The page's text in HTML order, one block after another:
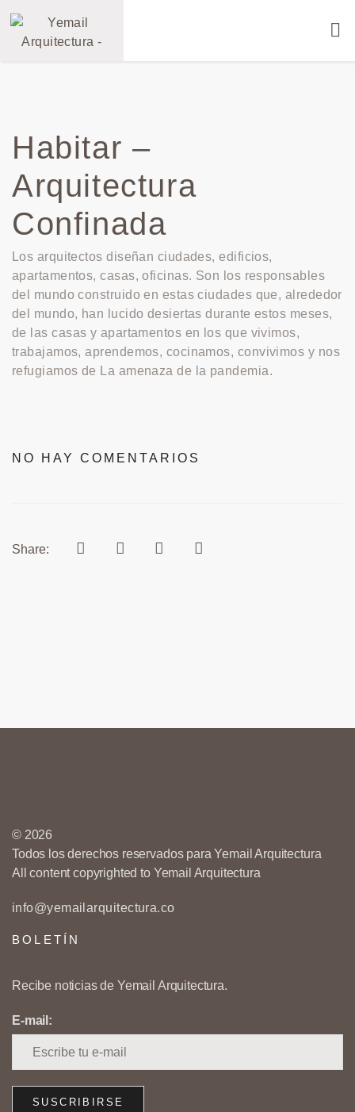
Habitar –
Arquitectura
Confinada
Los arquitectos diseñan ciudades, edificios,
apartamentos, casas, oficinas. Son los responsables
del mundo construido en estas ciudades que, alrededor
del mundo, han lucido desiertas durante estos meses,
de las casas y apartamentos en los que vivimos,
trabajamos, aprendemos, cocinamos, convivimos y nos
refugiamos de La amenaza de la pandemia.
NO HAY COMENTARIOS
Share:
© 2026
Todos los derechos reservados para Yemail Arquitectura
All content copyrighted to Yemail Arquitectura
info@yemailarquitectura.co
BOLETÍN
Recibe noticias de Yemail Arquitectura.
E-mail: